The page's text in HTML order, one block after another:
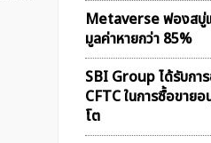
Metaverse ฟองสบู่เ
มูลค่าหายกว่า 85%
SBI Group ได้รับกา
CFTC ในการซื้อขาย
โต